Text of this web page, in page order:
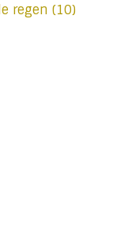
regen (10)